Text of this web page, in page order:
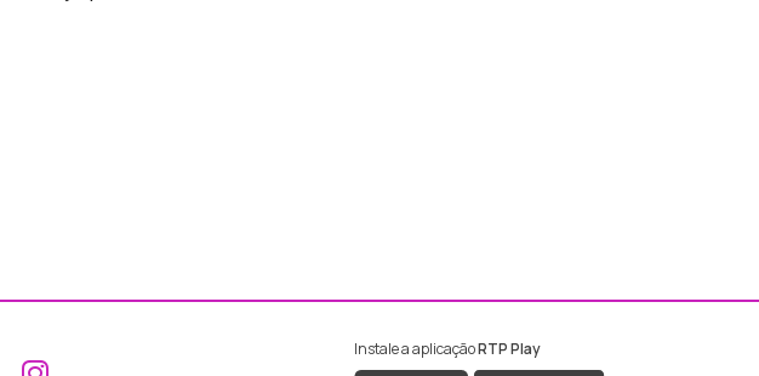
Instale a aplicaçãoRTP Play